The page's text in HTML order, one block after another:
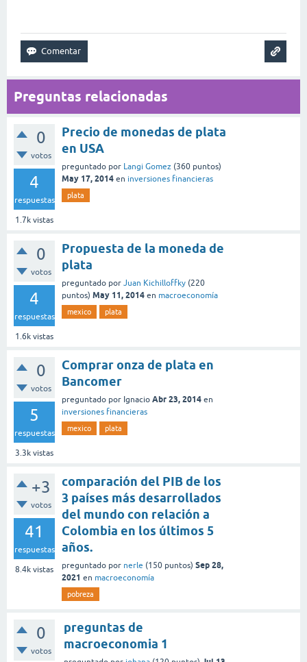
Preguntas relacionadas
0
votos
4
respuestas
1.7k vistas
Precio de monedas de plata
en USA
preguntado por Langi Gomez (360 puntos)
May 17, 2014 en inversiones financieras
plata
0
votos
4
respuestas
1.6k vistas
Propuesta de la moneda de
plata
preguntado por Juan Kichilloffky (220
puntos) May 11, 2014 en macroeconomía
mexico plata
0
votos
5
respuestas
3.3k vistas
Comprar onza de plata en
Bancomer
preguntado por Ignacio Abr 23, 2014 en
inversiones financieras
mexico plata
+3
votos
41
respuestas
8.4k vistas
comparación del PIB de los
3 países más desarrollados
del mundo con relación a
Colombia en los últimos 5
años.
preguntado por nerle (150 puntos) Sep 28,
2021 en macroeconomía
pobreza
0
votos
preguntas de
macroeconomia 1